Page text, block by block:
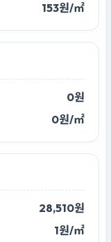
153원/㎡
0원
0원/㎡
28,510원
1원/㎡